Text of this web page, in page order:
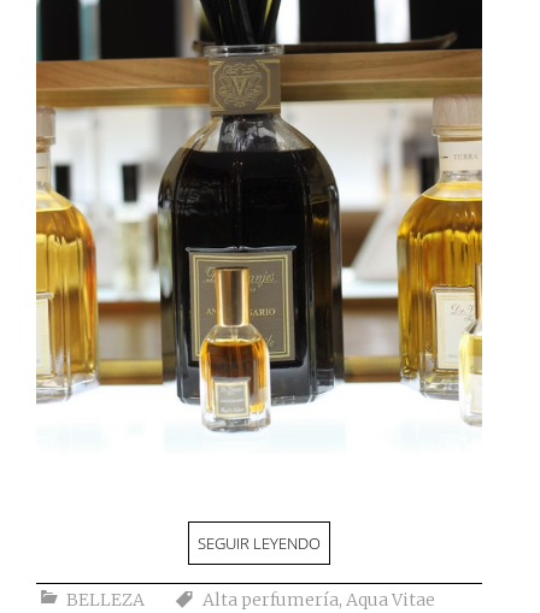
SEGUIR LEYENDO
BELLEZA Alta perfumería, Aqua Vitae